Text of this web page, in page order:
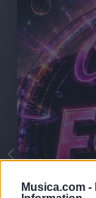
Musica.com -